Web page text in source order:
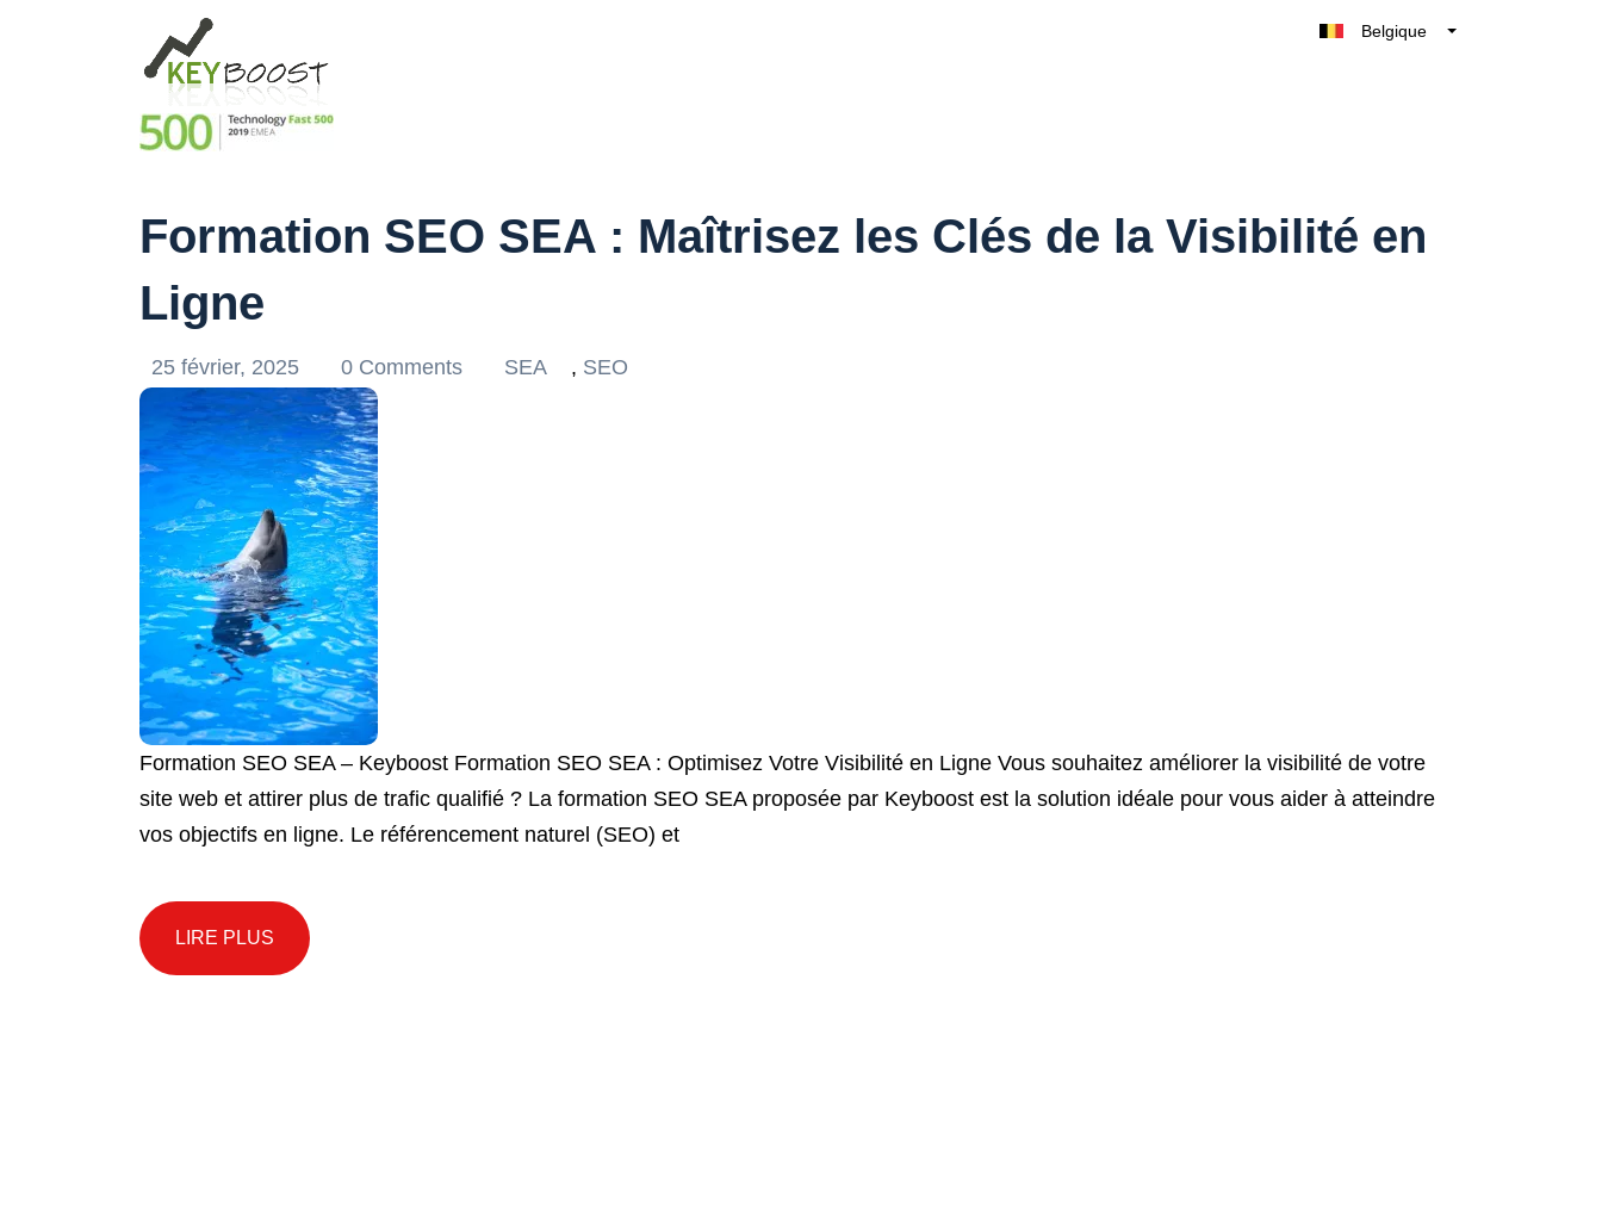
Belgique
España
Formation SEO SEA : Maîtrisez les Clés de la Visibilité en
Ligne
25 février, 2025 0 Comments SEA , SEO
Formation SEO SEA – Keyboost Formation SEO SEA : Optimisez Votre Visibilité en Ligne Vous souhaitez améliorer la visibilité de votre
site web et attirer plus de trafic qualifié ? La formation SEO SEA proposée par Keyboost est la solution idéale pour vous aider à atteindre
vos objectifs en ligne. Le référencement naturel (SEO) et
LIRE PLUS